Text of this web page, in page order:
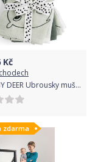
Kč
DONE BY DEER Ubrousky mušelínové Deer Friends 5 ks - zelené
zdarma